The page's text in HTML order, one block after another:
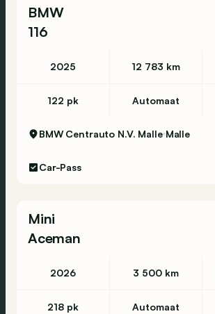
BMW
116
2025 12 783 km
122 pk Automaat
BMW Centrauto N.V. Malle Malle
Car-Pass
Mini
Aceman
2026 3 500 km
218 pk Automaat